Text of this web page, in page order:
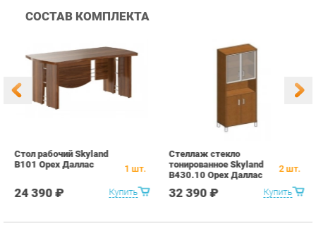
Купить
Стол рабочий Skyland
В101 Орех Даллас
24 390 ₽
1шт. тонированное Skyland
В430.10 Орех Даллас
ПОХОЖИЕ ТОВАРЫ